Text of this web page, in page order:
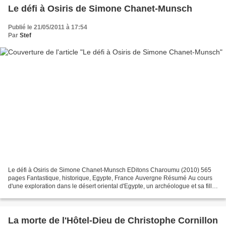
Le défi à Osiris de Simone Chanet-Munsch
Publié le 21/05/2011 à 17:54
Par Stef
Le défi à Osiris de Simone Chanet-Munsch EDitons Charoumu (2010) 565
pages Fantastique, historique, Egypte, France Auvergne Résumé Au cours
d'une exploration dans le désert oriental d'Egypte, un archéologue et sa fille
La morte de l'Hôtel-Dieu de Christophe Cornillon